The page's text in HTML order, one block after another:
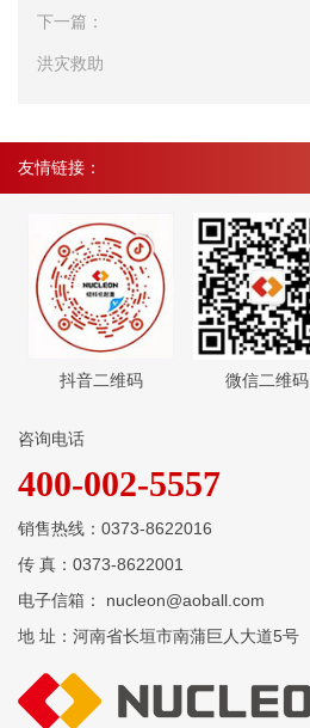
下一篇：
洪灾救助
友情链接：
抖音二维码 微信二维码
咨询电话
400-002-5557
销售热线：0373-8622016
传 真：0373-8622001
电子信箱： nucleon@aoball.com
地 址：河南省长垣市南蒲巨人大道5号